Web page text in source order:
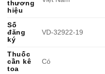
thương
hiệu
Số
đăng
ký
VD-32922-19
Thuốc
cần kê
toa
Có